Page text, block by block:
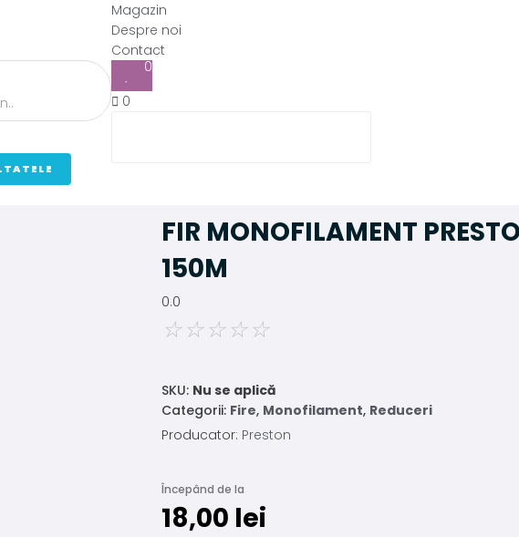
Magazin
Despre noi
Contact
0
0
FIR MONOFILAMENT
150M
0.0
☆ ☆ ☆ ☆ ☆
SKU: Nu se aplică
Categorii: Fire, Monofilament, Reduceri
Producator: Preston
Începând de la
18,00 lei